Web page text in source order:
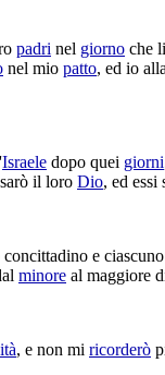
padri nel giorno che li
nel mio patto, ed io
Israele dopo quei giorni
il loro Dio, ed essi
concittadino e
minore al maggiore
, e non mi ricorderò